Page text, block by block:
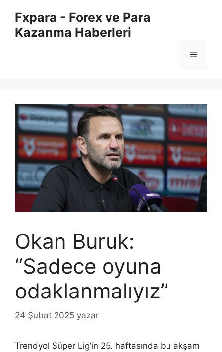
Fxpara - Forex ve Para
Kazanma Haberleri
Menü
Okan Buruk:
“Sadece oyuna
odaklanmalıyız”
24 Şubat 2025 yazar
Trendyol Süper Lig’in 25. haftasında bu akşam